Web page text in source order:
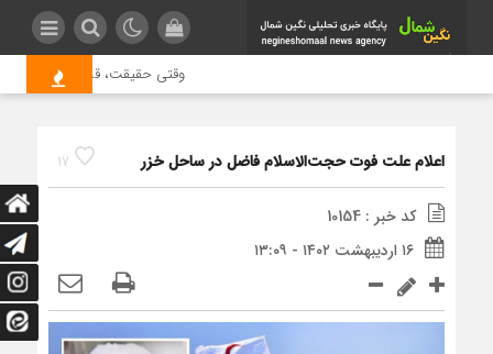
وقتی حقیقت، قربانی بازدید
17 اعلام علت فوت حجت‌الاسلام فاضل در ساحل خزر
کد خبر : 10154
۱۶ اردیبهشت ۱۴۰۲ - ۱۳:۰۹